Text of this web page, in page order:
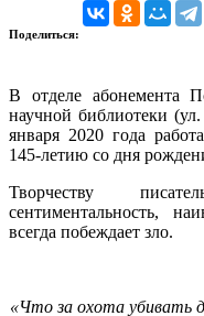
Поделиться:
В отделе абонемента
научной библиотеки
января 2020 года
145-летию со дня
Творчеству
сентиментальность,
всегда побеждает зло.
«Что за охота убивать